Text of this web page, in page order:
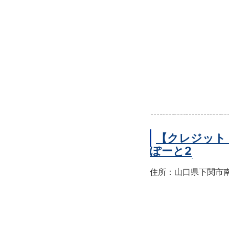
【クレジッ
ぽーと2
住所：山口県下関市